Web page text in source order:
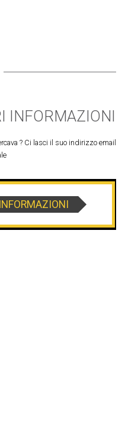
INFORMAZIONI
? Ci lasci il suo indirizzo email